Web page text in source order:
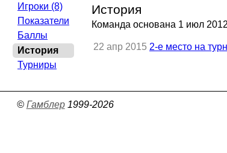
История
Команда основана 1 июл 2012
22 апр 2015 2-е место на
Игроки (8)
Показатели
Баллы
История
Турниры
© Гамблер1999-2026